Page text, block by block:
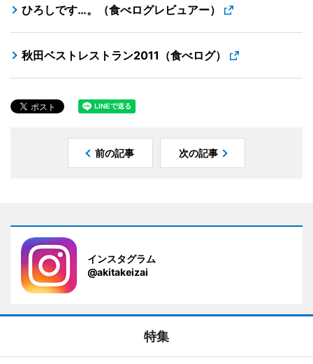
ひろしです…。（食べログレビュアー）
秋田ベストレストラン2011（食べログ）
前の記事 次の記事
インスタグラム
@akitakeizai
特集